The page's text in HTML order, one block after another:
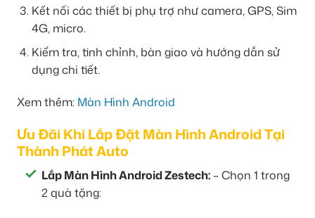
Kết nối các thiết bị phụ trợ như camera, GPS, Sim
4G, micro.
Kiểm tra, tinh chỉnh, bàn giao và hướng dẫn sử
dụng chi tiết.
Xem thêm: Màn Hình Android
Ưu Đãi Khi Lắp Đặt Màn Hình Android Tại
Thành Phát Auto
Lắp Màn Hình Android Zestech: – Chọn 1 trong
2 quà tặng: